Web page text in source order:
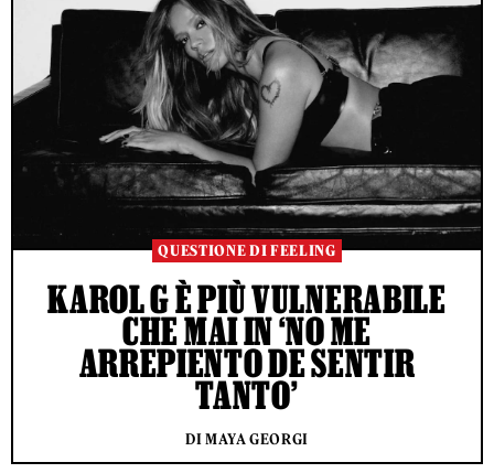
QUESTIONE DI FEELING
KAROL G È PIÙ VULNERABILE
CHE MAI IN ‘NO ME
ARREPIENTO DE SENTIR
TANTO’
DI MAYA GEORGI